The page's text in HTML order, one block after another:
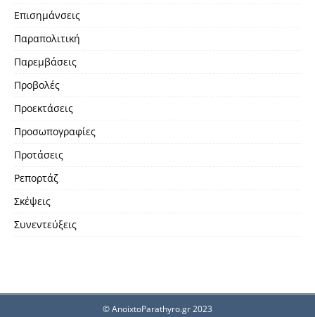
Επισημάνσεις
Παραπολιτική
Παρεμβάσεις
Προβολές
Προεκτάσεις
Προσωπογραφίες
Προτάσεις
Ρεπορτάζ
Σκέψεις
Συνεντεύξεις
© AnoixtoParathyro.gr 2023